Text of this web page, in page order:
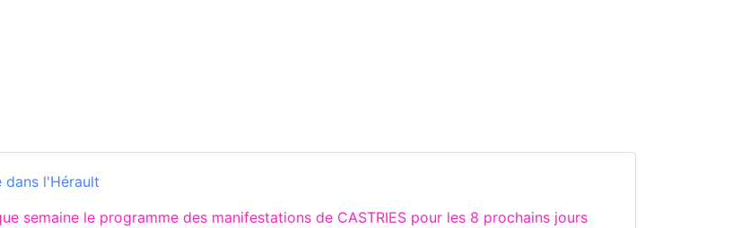
l'Hérault
semaine le programme des manifestations de CASTRIES pour les 8 prochains jours